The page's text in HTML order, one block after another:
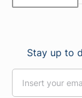
Stay up to